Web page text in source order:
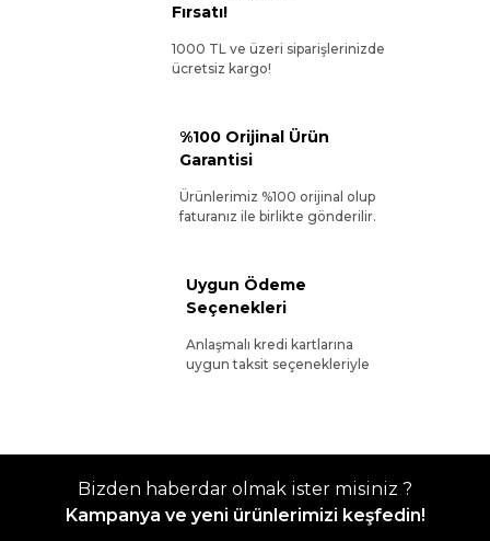
Fırsatı!
1000 TL ve üzeri siparişlerinizde
ücretsiz kargo!
%100 Orijinal Ürün
Garantisi
Ürünlerimiz %100 orijinal olup
faturanız ile birlikte gönderilir.
Uygun Ödeme
Seçenekleri
Anlaşmalı kredi kartlarına
uygun taksit seçenekleriyle
Bizden haberdar olmak ister misiniz ?
Kampanya ve yeni ürünlerimizi keşfedin!